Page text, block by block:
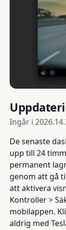
Ingår i
De senaste
upp till 24
permanent
genom att gå
att aktivera
Kontroller >
mobilappen.
aldrig med